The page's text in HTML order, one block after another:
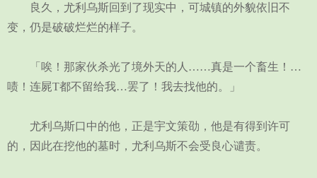
良久，尤利乌斯回到了现实中，可城镇的外貌依旧不
变，仍是破破烂烂的样子。
「唉！那家伙杀光了境外天的人……真是一个畜生！…
啧！连屍T都不留给我…罢了！我去找他的。」
尤利乌斯口中的他，正是宇文策劭，他是有得到许可
的，因此在挖他的墓时，尤利乌斯不会受良心谴责。